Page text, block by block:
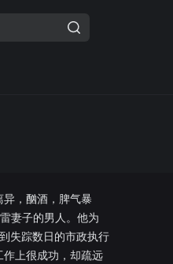
，酗酒，脾气暴
妻子的男人。他为
失踪数日的市政执行
作上很成功，却疏远